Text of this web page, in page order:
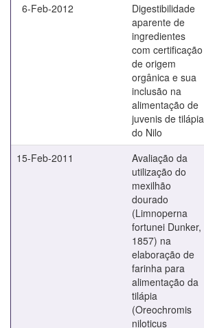
6-Feb-2012
Digestibilidade
aparente de
ingredientes
com certificação
de origem
orgânica e sua
inclusão na
alimentação de
juvenis de tilápia
do Nilo
15-Feb-2011
Avaliação da
utilização do
mexilhão
dourado
(Limnoperna
fortunei Dunker,
1857) na
elaboração de
farinha para
alimentação da
tilápia
(Oreochromis
niloticus